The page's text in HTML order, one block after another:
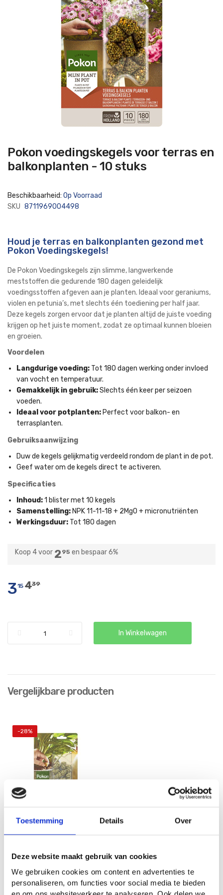
Toestemming Details Over
Deze website maakt gebruik van cookies
We gebruiken cookies om content en advertenties te
personaliseren, om functies voor social media te bieden
en om ons websiteverkeer te analyseren. Ook delen we
Ga
naar
het
begin
gallerij
Pokon voedingskegels voor terras en
balkonplanten - 10 stuks
Beschikbaarheid: Op Voorraad
SKU 8711969004498
Houd je terras en balkonplanten gezond met
Pokon Voedingskegels!
De Pokon Voedingskegels zijn slimme, langwerkende
meststoffen die gedurende 180 dagen geleidelijk
voedingsstoffen afgeven aan je planten. Ideaal voor geraniums,
violen en petunia’s, met slechts één toediening per half jaar.
Deze kegels zorgen ervoor dat je planten altijd de juiste voeding
krijgen op het juiste moment, zodat ze optimaal kunnen bloeien
en groeien.
Voordelen
Langdurige voeding: Tot 180 dagen werking onder invloed
van vocht en temperatuur.
Gemakkelijk in gebruik:Slechts één keer per seizoen
voeden.
Ideaal voor potplanten: Perfect voor balkon- en
terrasplanten.
Gebruiksaanwijzing
Duw de kegels gelijkmatig verdeeld rondom de plant in de pot.
Geef water om de kegels direct te activeren.
Specificaties
Inhoud:1 blister met 10 kegels
Samenstelling: NPK 11-11-18 + 2MgO + micronutriënten
Werkingsduur: Tot 180 dagen
Koop 4 voor 295 en bespaar6%
315 439
In Winkelwagen
Vergelijkbare producten
-28%
voedingskegels 10st.
315 439